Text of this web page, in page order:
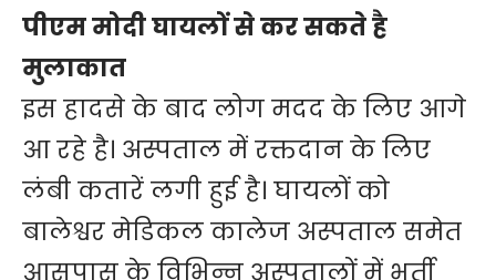
पीएम मोदी घायलों से कर सकते है
मुलाकात
इस हादसे के बाद लोग मदद के लिए आगे
आ रहे है। अस्पताल में रक्तदान के लिए
लंबी कतारें लगी हुई है। घायलों को
बालेश्वर मेडिकल कालेज अस्पताल समेत
आसपास के विभिन्न अस्पतालों में भर्ती